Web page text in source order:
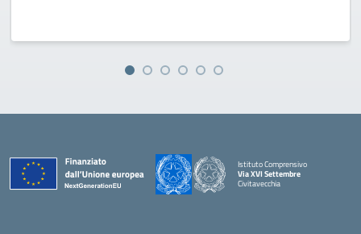
Istituto Comprensivo
Via XVI Settembre
Civitavecchia